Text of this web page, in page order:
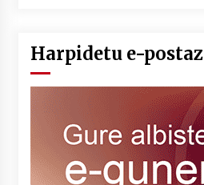
Harpidetu e-postaz